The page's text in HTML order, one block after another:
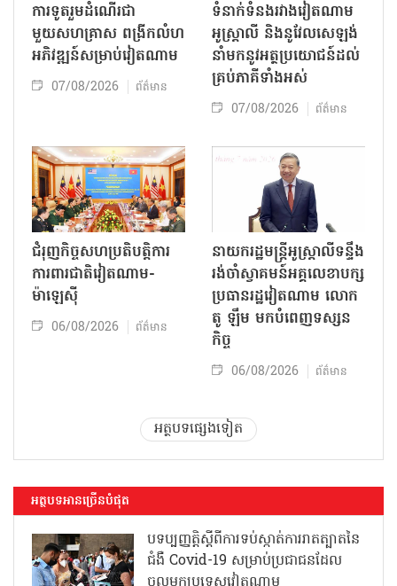
ការទូតរួមដំណើរជា
មួយសហគ្រាស ពង្រីកលំហ
អភិវឌ្ឍន៍សម្រាប់វៀតណាម
07/08/2026 ព័ត៌មាន
ទំនាក់ទំនងរវាងវៀតណាម
អូស្ត្រាលី និងនូវែលសេឡង់
នាំមកនូវអត្ថប្រយោជន៍ដល់
គ្រប់ភាគីទាំងអស់
07/08/2026 ព័ត៌មាន
ជំរុញកិច្ចសហប្រតិបត្តិការ
ការពារជាតិវៀតណាម-
ម៉ាឡេស៊ី
06/08/2026 ព័ត៌មាន
នាយករដ្ឋមន្ត្រីអូស្ត្រាលីទន្ទឹង
រង់ចាំស្វាគមន៍អគ្គលេខាបក្ស
ប្រធានរដ្ឋវៀតណាម លោក
តូ ឡឹម មកបំពេញទស្សន
កិច្ច
06/08/2026 ព័ត៌មាន
អត្ថបទផ្សេងទៀត
អត្ថបទអានច្រើនបំផុត
បទប្បញ្ញត្តិស្តីពីការទប់ស្កាត់ការរាតត្បាតនៃ
ជំងឺ Covid-19 សម្រាប់ប្រជាជនដែល